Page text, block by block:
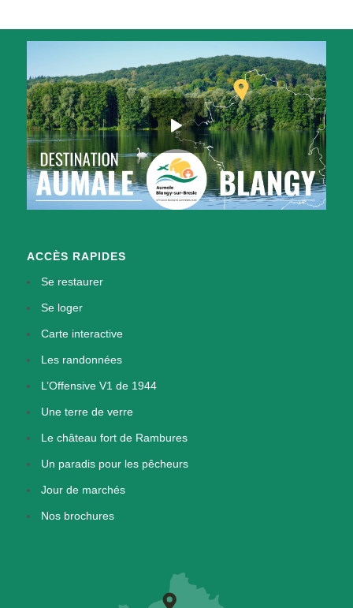
ACCÈS RAPIDES
Se restaurer
Se loger
Carte interactive
Les randonnées
L’Offensive V1 de 1944
Une terre de verre
Le château fort de Rambures
Un paradis pour les pêcheurs
Jour de marchés
Nos brochures